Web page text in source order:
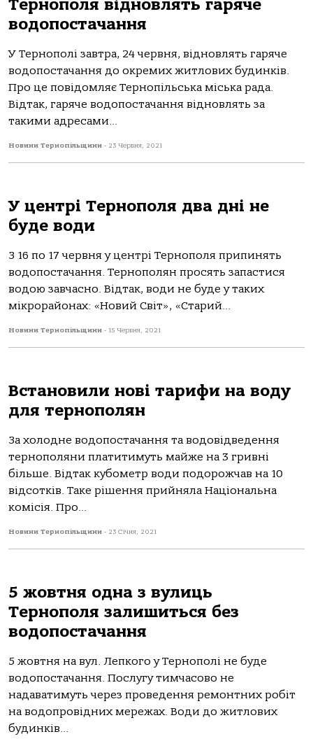
Тернополя відновлять гаряче
водопостачання
У Тернополі завтра, 24 червня, відновлять гаряче
водопостачання до окремих житлових будинків.
Про це повідомляє Тернопільська міська рада.
Відтак, гаряче водопостачання відновлять за
такими адресами...
Новини Тернопільщини - 23 Червня, 2021
У центрі Тернополя два дні не
буде води
З 16 по 17 червня у центрі Тернополя припинять
водопостачання. Тернополян просять запастися
водою завчасно. Відтак, води не буде у таких
мікрорайонах: «Новий Світ», «Старий...
Новини Тернопільщини - 15 Червня, 2021
Встановили нові тарифи на воду
для тернополян
За холодне водопостачання та водовідведення
тернополяни платитимуть майже на 3 гривні
більше. Відтак кубометр води подорожчав на 10
відсотків. Таке рішення прийняла Національна
комісія. Про...
Новини Тернопільщини - 23 Січня, 2021
5 жовтня одна з вулиць
Тернополя залишиться без
водопостачання
5 жовтня на вул. Лепкого у Тернополі не буде
водопостачання. Послугу тимчасово не
надаватимуть через проведення ремонтних робіт
на водопровідних мережах. Води до житлових
будинків...